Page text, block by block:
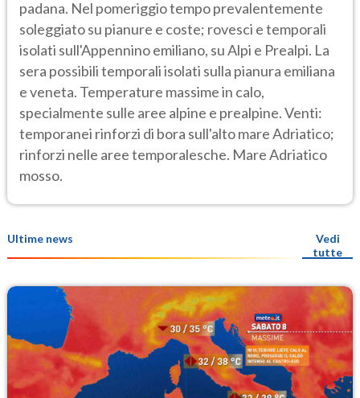
padana. Nel pomeriggio tempo prevalentemente
soleggiato su pianure e coste; rovesci e temporali
isolati sull'Appennino emiliano, su Alpi e Prealpi. La
sera possibili temporali isolati sulla pianura emiliana
e veneta. Temperature massime in calo,
specialmente sulle aree alpine e prealpine. Venti:
temporanei rinforzi di bora sull'alto mare Adriatico;
rinforzi nelle aree temporalesche. Mare Adriatico
mosso.
Ultime news
Vedi
tutte